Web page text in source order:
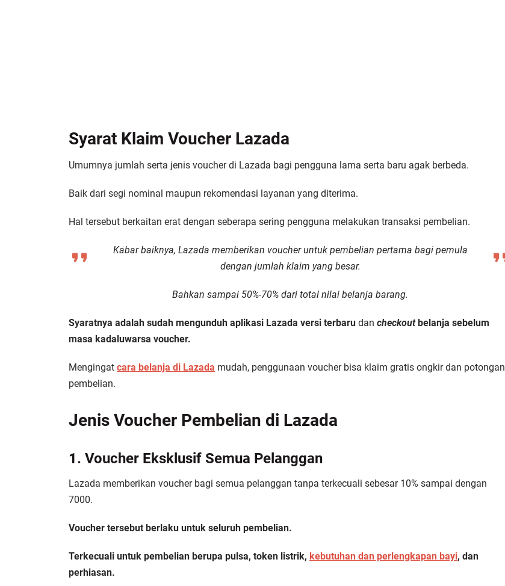
Syarat Klaim Voucher Lazada
Umumnya jumlah serta jenis voucher di Lazada bagi pengguna lama serta baru agak berbeda.
Baik dari segi nominal maupun rekomendasi layanan yang diterima.
Hal tersebut berkaitan erat dengan seberapa sering pengguna melakukan transaksi pembelian.
Kabar baiknya, Lazada memberikan voucher untuk pembelian pertama bagi pemula
dengan jumlah klaim yang besar.
Bahkan sampai 50%-70% dari total nilai belanja barang.
Syaratnya adalah sudah mengunduh aplikasi Lazada versi terbaru dan checkoutbelanja sebelum
masa kadaluwarsa voucher.
Mengingat cara belanja di Lazada mudah, penggunaan voucher bisa klaim gratis ongkir dan potongan
pembelian.
Jenis Voucher Pembelian di Lazada
1. Voucher Eksklusif Semua Pelanggan
Lazada memberikan voucher bagi semua pelanggan tanpa terkecuali sebesar 10% sampai dengan
7000.
Voucher tersebut berlaku untuk seluruh pembelian.
Terkecuali untuk pembelian berupa pulsa, token listrik, kebutuhan dan perlengkapan bayi, dan
perhiasan.